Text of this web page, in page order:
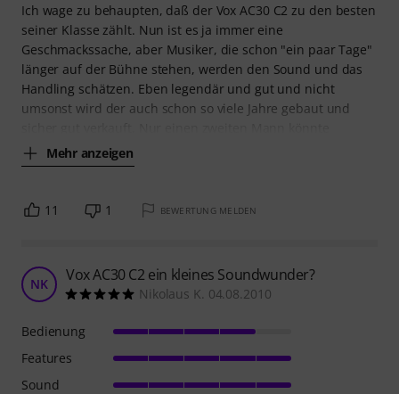
Ich wage zu behaupten, daß der Vox AC30 C2 zu den besten
seiner Klasse zählt. Nun ist es ja immer eine
Geschmackssache, aber Musiker, die schon "ein paar Tage"
länger auf der Bühne stehen, werden den Sound und das
Handling schätzen. Eben legendär und gut und nicht
umsonst wird der auch schon so viele Jahre gebaut und
Mehr anzeigen
11 1 BEWERTUNG MELDEN
NK Vox AC30 C2 ein kleines Soundwunder?
Nikolaus K. 04.08.2010
Bedienung
Features
Sound